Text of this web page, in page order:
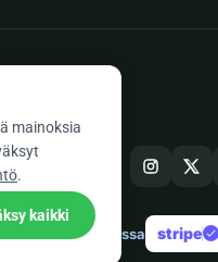
Tehty Euroopassa stripe check
mainoksia
.
kaikki